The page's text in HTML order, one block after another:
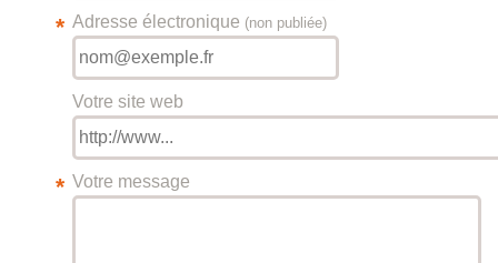
Adresse électronique (non publiée)
*
Votre site web
Votre message
*